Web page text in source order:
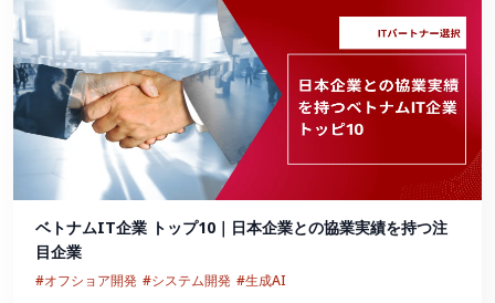
ベトナムIT企業 トップ10｜日本企業との協業実績を持つ注
目企業
#オフショア開発 #システム開発 #生成AI